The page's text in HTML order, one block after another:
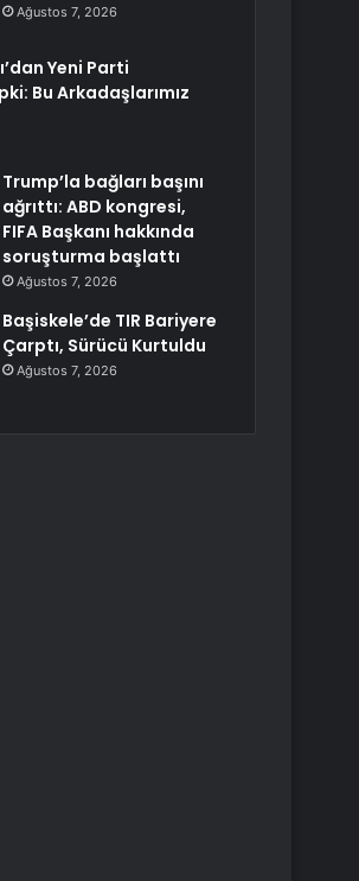
Ağustos 7, 2026
Yeni Parti
Bu Arkadaşlarımız
Trump’la bağları başını
ağrıttı: ABD kongresi,
FIFA Başkanı hakkında
soruşturma başlattı
Ağustos 7, 2026
Başiskele’de TIR Bariyere
Çarptı, Sürücü Kurtuldu
Ağustos 7, 2026